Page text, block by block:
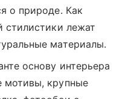
о природе. Как
стилистики лежат
материалы.
основу интерьера
мотивы, крупные